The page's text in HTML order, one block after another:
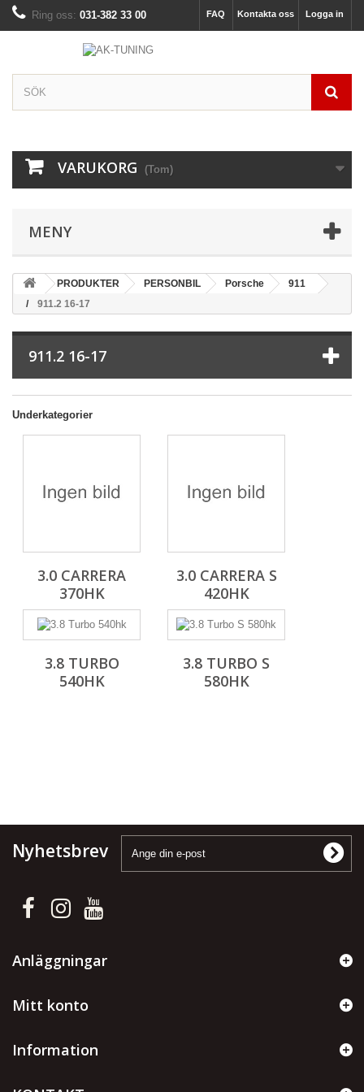
Logga in
Kontakta oss
FAQ
Ring oss: 031-382 33 00
VARUKORG (Tom)
MENY
PRODUKTER PERSONBIL Porsche
911
911.2 16-17
911.2 16-17
Underkategorier
3.0 CARRERA
370HK
3.0 CARRERA S
420HK
3.8 TURBO
540HK
3.8 TURBO S
580HK
Nyhetsbrev
Anläggningar
Mitt konto
Information